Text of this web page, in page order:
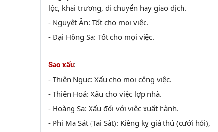
lộc, khai trương, di chuyển hay giao dịch.
- Nguyệt Ân: Tốt cho mọi việc.
- Đại Hồng Sa: Tốt cho mọi việc.
Sao xấu:
- Thiên Ngục: Xấu cho mọi công việc.
- Thiên Hoả: Xấu cho việc lợp nhà.
- Hoàng Sa: Xấu đối với việc xuất hành.
- Phi Ma Sát (Tai Sát): Kiêng kỵ giá thú (cưới hỏi),